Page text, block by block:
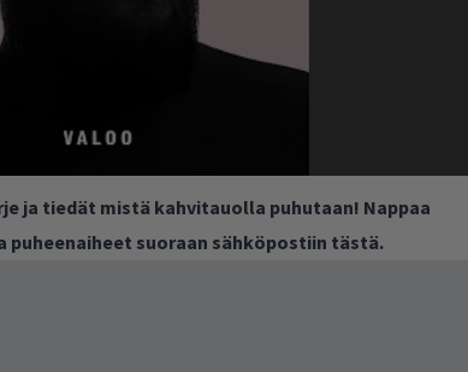
ja tiedät mistä kahvitauolla puhutaan! Nappaa
suoraan sähköpostiin tästä.